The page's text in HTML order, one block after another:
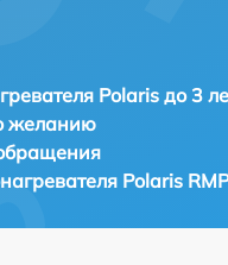
Polaris до 3
желанию
Polaris